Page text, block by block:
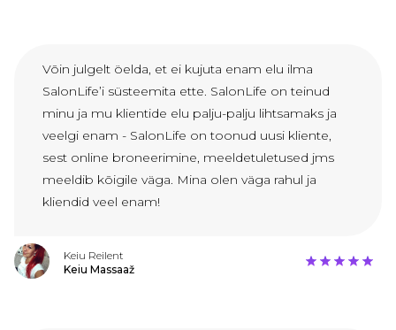
Võin julgelt öelda, et ei kujuta enam elu ilma
SalonLife’i süsteemita ette. SalonLife on teinud
minu ja mu klientide elu palju-palju lihtsamaks ja
veelgi enam - SalonLife on toonud uusi kliente,
sest online broneerimine, meeldetuletused jms
meeldib kõigile väga. Mina olen väga rahul ja
kliendid veel enam!
Keiu Reilent
Keiu Massaaž